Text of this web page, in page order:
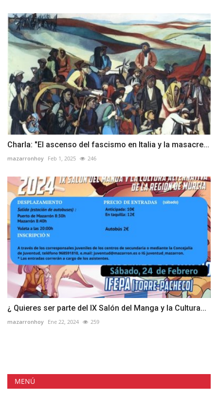
Charla: "El ascenso del fascismo en Italia y la masacre...
mazarronhoy Feb 1, 2025 246
¿ Quieres ser parte del IX Salón del Manga y la Cultura...
mazarronhoy Ene 22, 2024 259
MENÚ